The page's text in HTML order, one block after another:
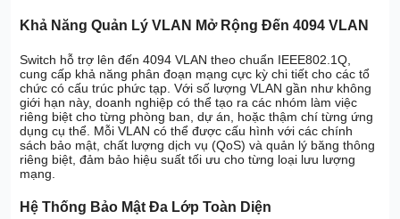
Khả Năng Quản Lý VLAN Mở Rộng Đến 4094 VLAN
Switch hỗ trợ lên đến 4094 VLAN theo chuẩn IEEE802.1Q,
cung cấp khả năng phân đoạn mạng cực kỳ chi tiết cho các tổ
chức có cấu trúc phức tạp. Với số lượng VLAN gần như không
giới hạn này, doanh nghiệp có thể tạo ra các nhóm làm việc
riêng biệt cho từng phòng ban, dự án, hoặc thậm chí từng ứng
dụng cụ thể. Mỗi VLAN có thể được cấu hình với các chính
sách bảo mật, chất lượng dịch vụ (QoS) và quản lý băng thông
riêng biệt, đảm bảo hiệu suất tối ưu cho từng loại lưu lượng
mạng.
Hệ Thống Bảo Mật Đa Lớp Toàn Diện